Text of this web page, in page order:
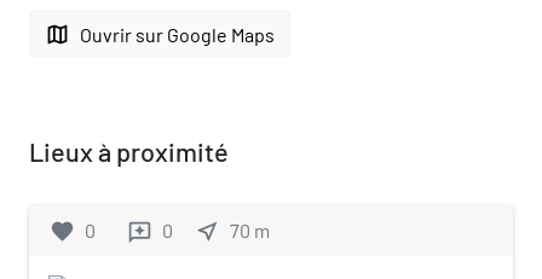
map Ouvrir sur Google Maps
Lieux à proximité
favorite 0 reviews 0 near_me 70 m